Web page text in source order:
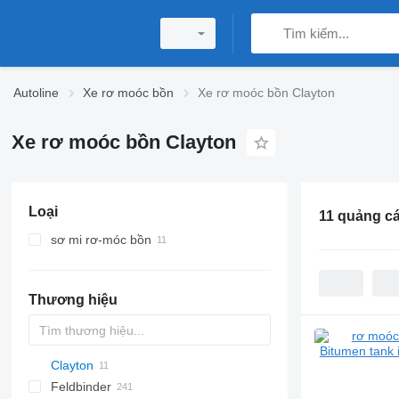
Autoline Xe rơ moóc bồn Xe rơ moóc bồn Clayton
Xe rơ moóc bồn Clayton
Loại
sơ mi rơ-móc bồn
rơ moóc bồn hoá chất
sơ mi rơ moóc bồn khí
Thương hiệu
SVM
NCG
NG
CB
T-series
SAPL
KIS
STF
ADR
BPDO
CK
Clayton
SOA
K series
LPG
45
AMMONIA
Carrytank
Feldbinder
11 quảng